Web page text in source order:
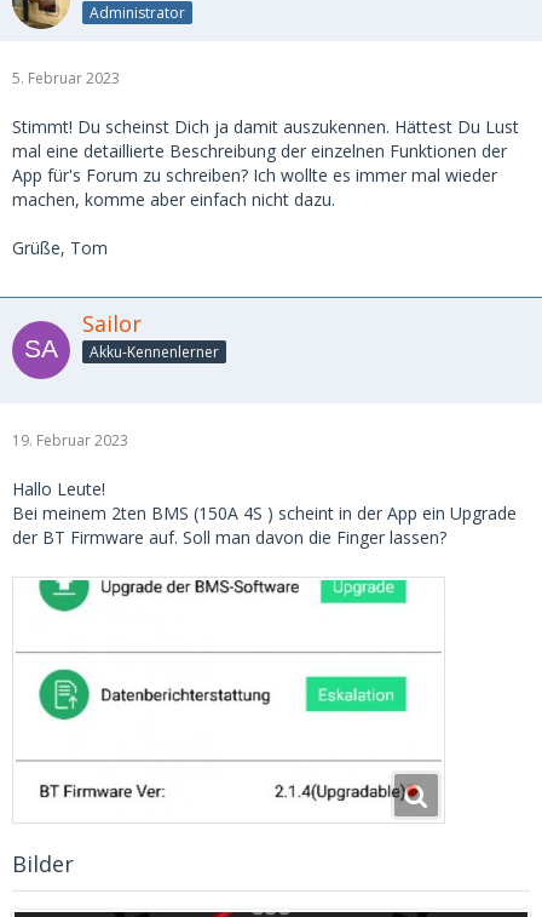
Administrator
5. Februar 2023
Stimmt! Du scheinst Dich ja damit auszukennen. Hättest Du Lust
mal eine detaillierte Beschreibung der einzelnen Funktionen der
App für's Forum zu schreiben? Ich wollte es immer mal wieder
machen, komme aber einfach nicht dazu.
Grüße, Tom
Sailor
Akku-Kennenlerner
19. Februar 2023
Hallo Leute!
Bei meinem 2ten BMS (150A 4S ) scheint in der App ein Upgrade
der BT Firmware auf. Soll man davon die Finger lassen?
Bilder